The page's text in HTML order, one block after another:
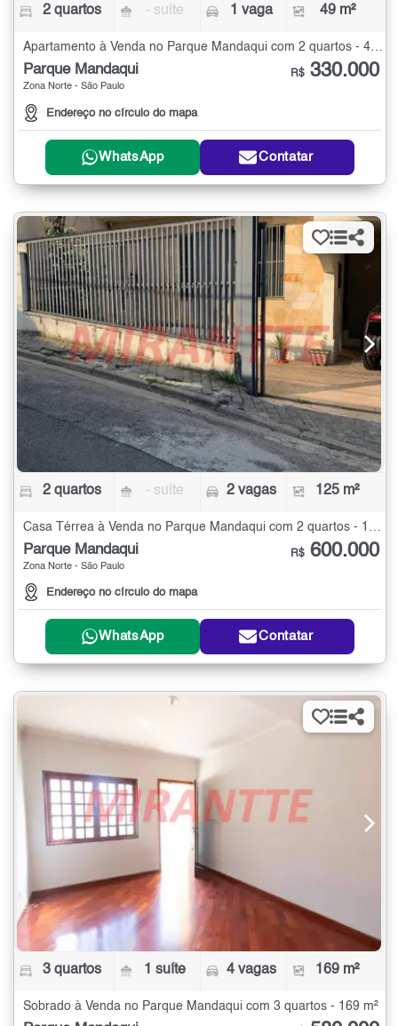
2 quartos - suíte 1 vaga 49 m²
Apartamento à Venda no Parque Mandaqui com 2 quartos - 49 m²
Parque Mandaqui
Zona Norte - São Paulo
Endereço no círculo do mapa
R$ 330.000
WhatsApp Contatar
2 quartos - suíte 2 vagas 125 m²
Parque Mandaqui
Zona Norte - São Paulo
Endereço no círculo do mapa
R$ 600.000
WhatsApp Contatar
3 quartos 1 suíte 4 vagas 169 m²
Sobrado à Venda no Parque Mandaqui com 3 quartos - 169 m²